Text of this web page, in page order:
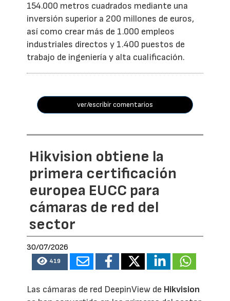
154.000 metros cuadrados mediante una
inversión superior a 200 millones de euros,
así como crear más de 1.000 empleos
industriales directos y 1.400 puestos de
trabajo de ingeniería y alta cualificación.
ver/escribir comentarios
Hikvision obtiene la
primera certificación
europea EUCC para
cámaras de red del
sector
30/07/2026
419
Las cámaras de red DeepinView de Hikvision